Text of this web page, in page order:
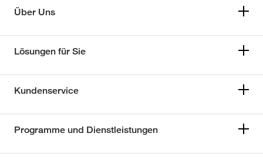
Über Uns
Lösungen für Sie
Kundenservice
Programme und Dienstleistungen